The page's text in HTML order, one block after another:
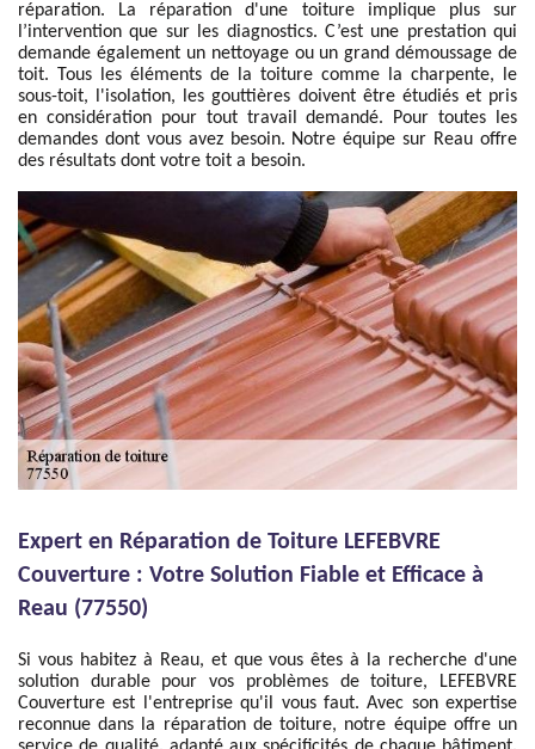
réparation. La réparation d'une toiture implique plus sur
l’intervention que sur les diagnostics. C’est une prestation qui
demande également un nettoyage ou un grand démoussage de
toit. Tous les éléments de la toiture comme la charpente, le
sous-toit, l'isolation, les gouttières doivent être étudiés et pris
en considération pour tout travail demandé. Pour toutes les
demandes dont vous avez besoin. Notre équipe sur Reau offre
des résultats dont votre toit a besoin.
Expert en Réparation de Toiture LEFEBVRE
Couverture : Votre Solution Fiable et Efficace à
Reau (77550)
Si vous habitez à Reau, et que vous êtes à la recherche d'une
solution durable pour vos problèmes de toiture, LEFEBVRE
Couverture est l'entreprise qu'il vous faut. Avec son expertise
reconnue dans la réparation de toiture, notre équipe offre un